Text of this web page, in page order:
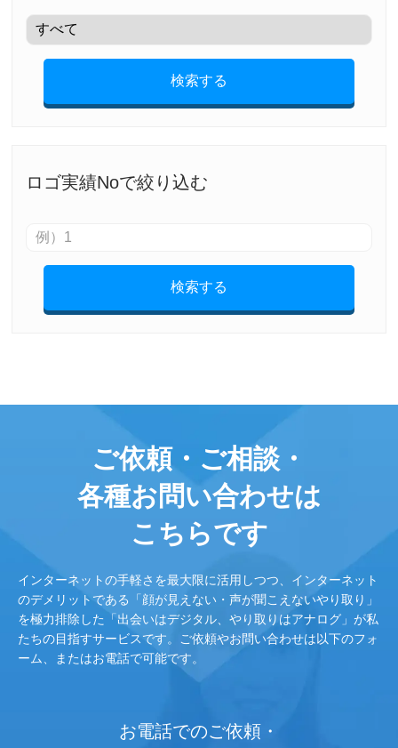
検索する
ロゴ実績Noで絞り込む
検索する
ご依頼・ご相談・
各種お問い合わせは
こちらです
インターネットの手軽さを最大限に活用しつつ、インターネット
のデメリットである「顔が見えない・声が聞こえないやり取り」
を極力排除した「出会いはデジタル、やり取りはアナログ」が私
たちの目指すサービスです。ご依頼やお問い合わせは以下のフォ
ーム、またはお電話で可能です。
お電話でのご依頼・